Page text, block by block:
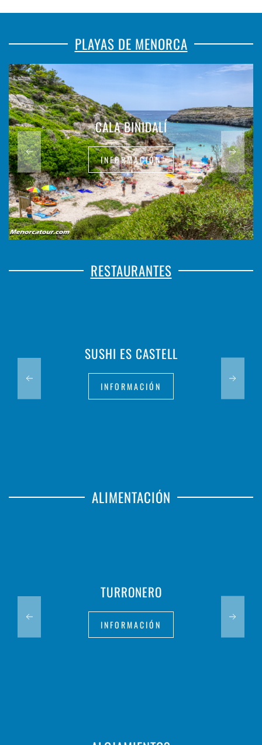
PLAYAS DE MENORCA
CALA BINIDALÍ
INFORMACIÓN
RESTAURANTES
SUSHI ES CASTELL
INFORMACIÓN
ALIMENTACIÓN
TURRONERO
INFORMACIÓN